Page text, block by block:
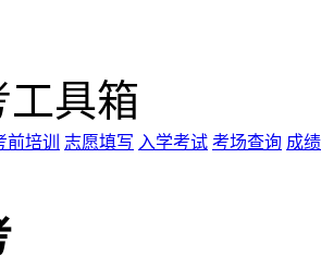
工具箱
前培训 志愿填写 入学考试 考场查询 成